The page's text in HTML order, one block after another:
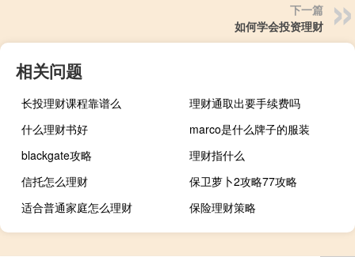
下一篇
如何学会投资理财
相关问题
长投理财课程靠谱么
理财通取出要手续费吗
什么理财书好
marco是什么牌子的服装
blackgate攻略
理财指什么
信托怎么理财
保卫萝卜2攻略77攻略
适合普通家庭怎么理财
保险理财策略